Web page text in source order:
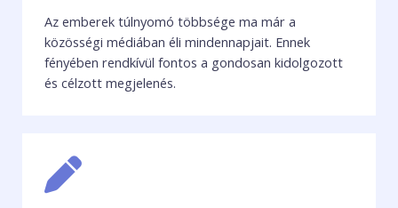
Az emberek túlnyomó többsége ma már a
közösségi médiában éli mindennapjait. Ennek
fényében rendkívül fontos a gondosan kidolgozott
és célzott megjelenés.